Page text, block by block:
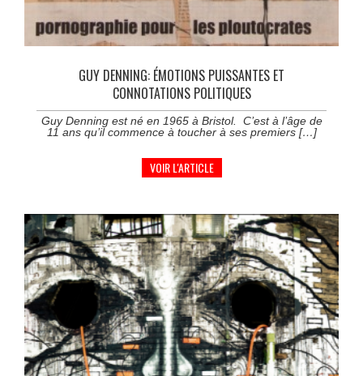
GUY DENNING: ÉMOTIONS PUISSANTES ET
CONNOTATIONS POLITIQUES
Guy Denning est né en 1965 à Bristol. C’est à l’âge de
11 ans qu’il commence à toucher à ses premiers […]
VOIR L'ARTICLE